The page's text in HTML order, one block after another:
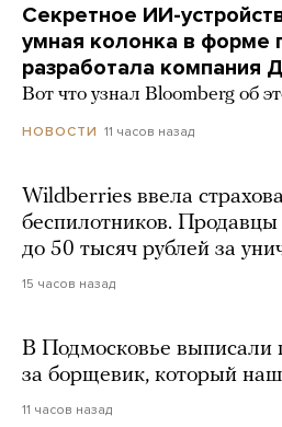
Секретное ИИ-
умная колонка в форме
разработала компания
Вот что узнал Bloomberg об
НОВОСТИ 11 часов назад
Wildberries ввела
беспилотников. Продавцы
до 50 тысяч рублей за
15 часов назад
В Подмосковье
за борщевик, который
11 часов назад